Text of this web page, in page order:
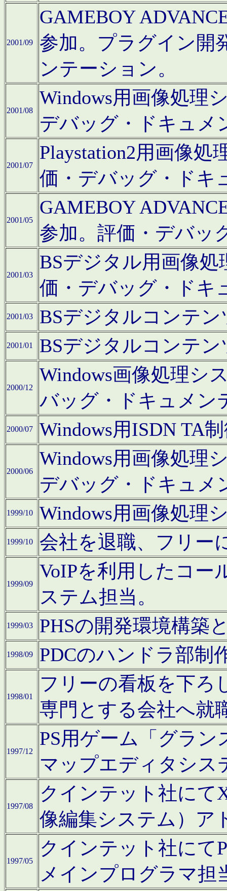
2001/09
GAMEBOY
参加。プラグイン開
ンテーション。
2001/08
Windows用画像処理
デバッグ・ドキュメ
2001/07
Playstation2用画像
価・デバッグ・ドキ
2001/05
GAMEBOY
参加。評価・デバッ
2001/03
BSデジタル用画像
価・デバッグ・ドキ
2001/03 BSデジタルコンテ
2001/01 BSデジタルコンテ
2000/12
Windows画像処理シ
バッグ・ドキュメン
2000/07 Windows用ISDN TA
2000/06
Windows用画像処理
デバッグ・ドキュメ
1999/10 Windows用画像処理
1999/10 会社を退職、フリー
1999/09
VoIPを利用したコー
ステム担当。
1999/03 PHSの開発環境構築
1998/09 PDCのハンドラ部制
1998/01
フリーの看板を下ろ
専門とする会社へ就
1997/12
PS用ゲーム「グラン
マップエディタシス
1997/08
クインテット社にて
像編集システム）ア
1997/05
クインテット社にて
メインプログラマ担